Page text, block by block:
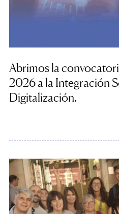
Abrimos la
2026 a la Integración
Digitalización.